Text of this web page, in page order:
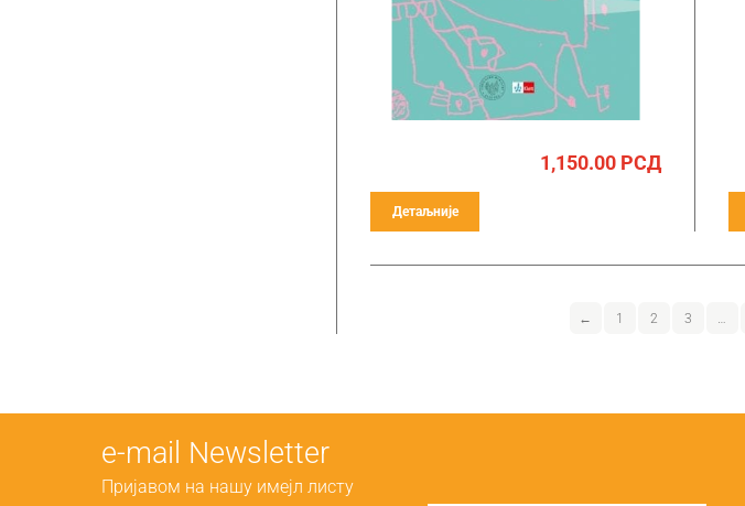
1,150.00РСД
Детаљније
← 1 2 3 …
е-mail Newsletter
Пријавом на нашу имејл листу